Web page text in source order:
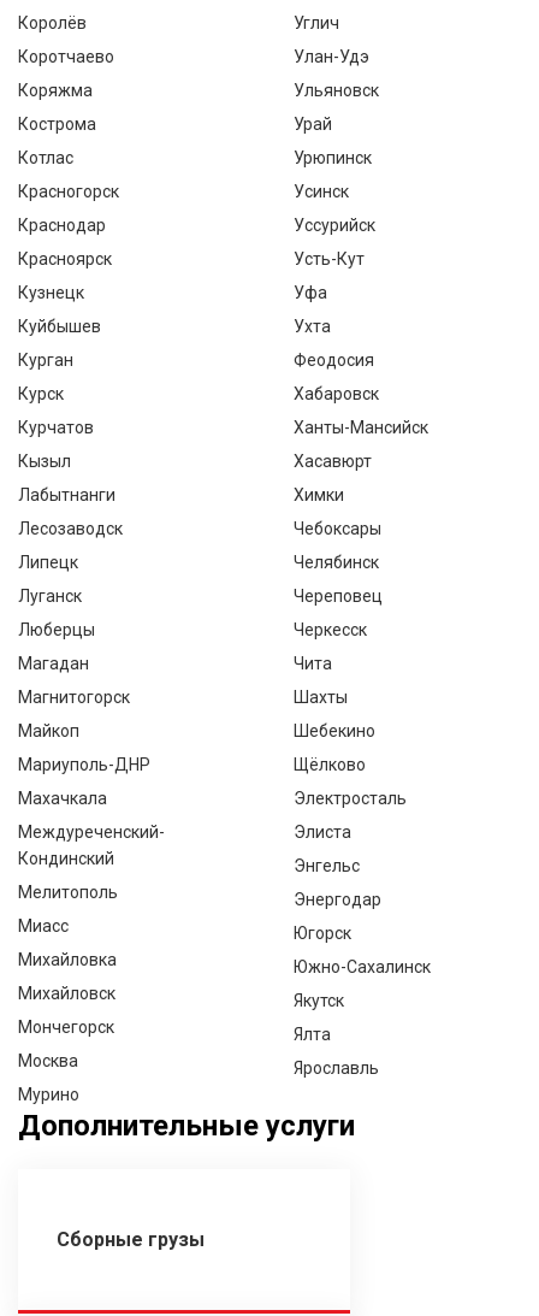
Королёв
Коротчаево
Коряжма
Кострома
Котлас
Красногорск
Краснодар
Красноярск
Кузнецк
Куйбышев
Курган
Курск
Курчатов
Кызыл
Лабытнанги
Лесозаводск
Липецк
Луганск
Люберцы
Магадан
Магнитогорск
Майкоп
Мариуполь-ДНР
Махачкала
Междуреченский-
Кондинский
Мелитополь
Миасс
Михайловка
Михайловск
Мончегорск
Москва
Мурино
Углич
Улан-Удэ
Ульяновск
Урай
Урюпинск
Усинск
Уссурийск
Усть-Кут
Уфа
Ухта
Феодосия
Хабаровск
Ханты-Мансийск
Хасавюрт
Химки
Чебоксары
Челябинск
Череповец
Черкесск
Чита
Шахты
Шебекино
Щёлково
Электросталь
Элиста
Энгельс
Энергодар
Югорск
Южно-Сахалинск
Якутск
Ялта
Ярославль
Дополнительные услуги
Сборные грузы